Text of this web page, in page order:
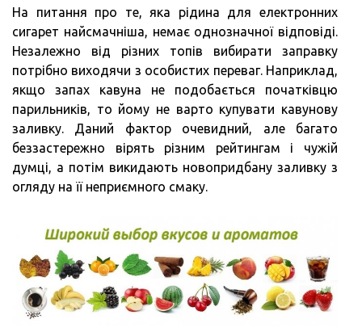
На питання про те, яка рідина для електронних
сигарет найсмачніша, немає однозначної відповіді.
Незалежно від різних топів вибирати заправку
потрібно виходячи з особистих переваг. Наприклад,
якщо запах кавуна не подобається початківцю
парильників, то йому не варто купувати кавунову
заливку. Даний фактор очевидний, але багато
беззастережно вірять різним рейтингам і чужій
думці, а потім викидають новопридбану заливку з
огляду на її неприємного смаку.